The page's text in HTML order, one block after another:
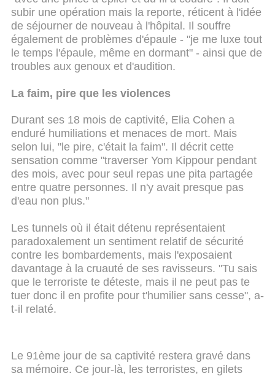
subir une opération mais la reporte, réticent à l'idée
de séjourner de nouveau à l'hôpital. Il souffre
également de problèmes d'épaule - "je me luxe tout
le temps l'épaule, même en dormant" - ainsi que de
troubles aux genoux et d'audition.
La faim, pire que les violences
Durant ses 18 mois de captivité, Elia Cohen a
enduré humiliations et menaces de mort. Mais
selon lui, "le pire, c'était la faim". Il décrit cette
sensation comme "traverser Yom Kippour pendant
des mois, avec pour seul repas une pita partagée
entre quatre personnes. Il n'y avait presque pas
d'eau non plus."
Les tunnels où il était détenu représentaient
paradoxalement un sentiment relatif de sécurité
contre les bombardements, mais l'exposaient
davantage à la cruauté de ses ravisseurs. "Tu sais
que le terroriste te déteste, mais il ne peut pas te
tuer donc il en profite pour t'humilier sans cesse", a-
t-il relaté.
Le 91ème jour de sa captivité restera gravé dans
sa mémoire. Ce jour-là, les terroristes, en gilets